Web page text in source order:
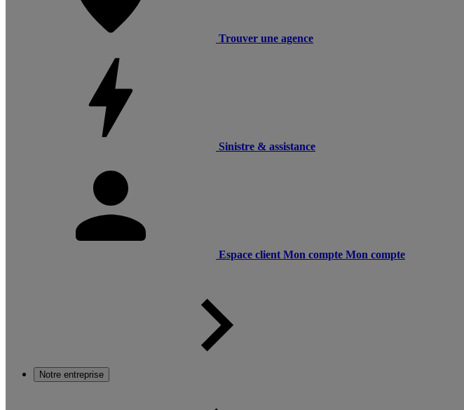
Trouver une agence
Sinistre & assistance
Espace client Mon compte Mon compte
Notre entreprise